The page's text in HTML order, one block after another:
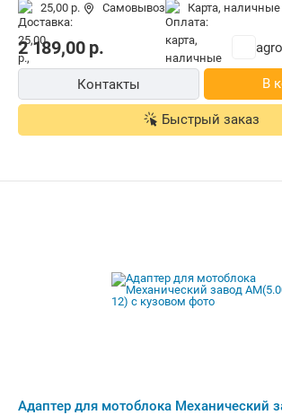
25,00 р. Самовывоз карта, наличные
2 189,00р.
Контакты В
Быстрый заказ
Адаптер для мотоблока Механический